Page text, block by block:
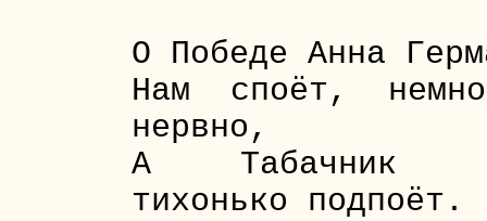
О Победе Анна
Нам споёт,
нервно,
А Табачник
тихонько подпоёт.